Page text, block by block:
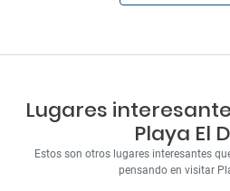
Lugares
Playa El
Estos son otros lugares interesantes
pensando en visitar